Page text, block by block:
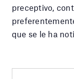
preceptivo,
que se le ha